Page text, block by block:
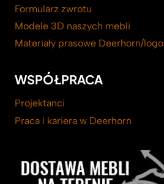
Formularz zwrotu
Modele 3D naszych mebli
Materiały prasowe Deerhorn/logo
WSPÓŁPRACA
Projektanci
Praca i kariera w Deerhorn